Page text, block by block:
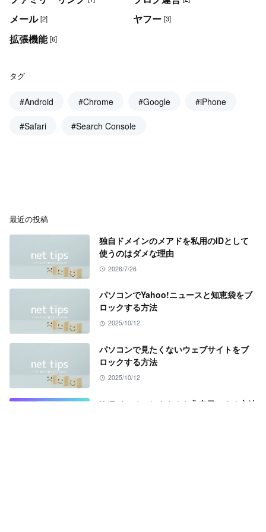
メール [2] ヤフー [3]
拡張機能 [6]
タグ
#Android #Chrome #Google #iPhone
#Safari #Search Console
最近の投稿
独自ドメインのメアドを私用のIDとして
使うのはダメな理由
2026/7/26
パソコンでYahoo!ニュースと知恵袋をブ
ロックする方法
2025/10/12
パソコンで見たくないウェブサイトをブ
ロックする方法
2025/10/12
X (Twitter)のおすすめを非表示にする方法